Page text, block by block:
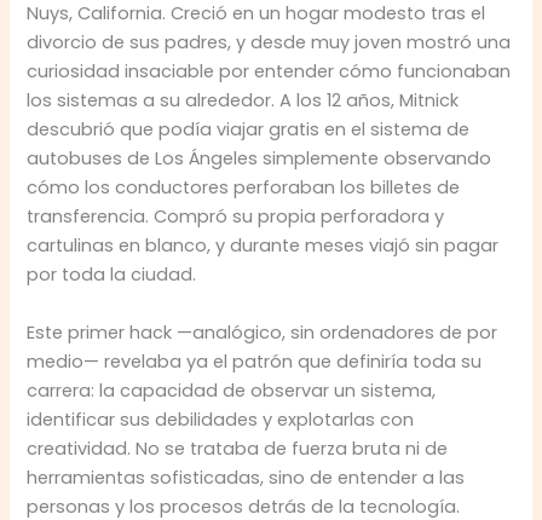
Nuys, California. Creció en un hogar modesto tras el
divorcio de sus padres, y desde muy joven mostró una
curiosidad insaciable por entender cómo funcionaban
los sistemas a su alrededor. A los 12 años, Mitnick
descubrió que podía viajar gratis en el sistema de
autobuses de Los Ángeles simplemente observando
cómo los conductores perforaban los billetes de
transferencia. Compró su propia perforadora y
cartulinas en blanco, y durante meses viajó sin pagar
por toda la ciudad.
Este primer hack —analógico, sin ordenadores de por
medio— revelaba ya el patrón que definiría toda su
carrera: la capacidad de observar un sistema,
identificar sus debilidades y explotarlas con
creatividad. No se trataba de fuerza bruta ni de
herramientas sofisticadas, sino de entender a las
personas y los procesos detrás de la tecnología.